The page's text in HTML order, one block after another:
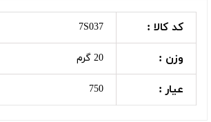
کد کالا : 7S037
وزن : 20 گرم
عیار : 750